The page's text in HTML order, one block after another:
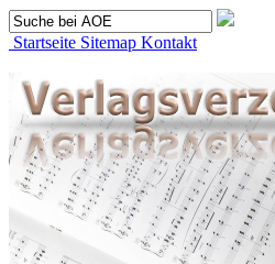
Startseite Sitemap Kontakt